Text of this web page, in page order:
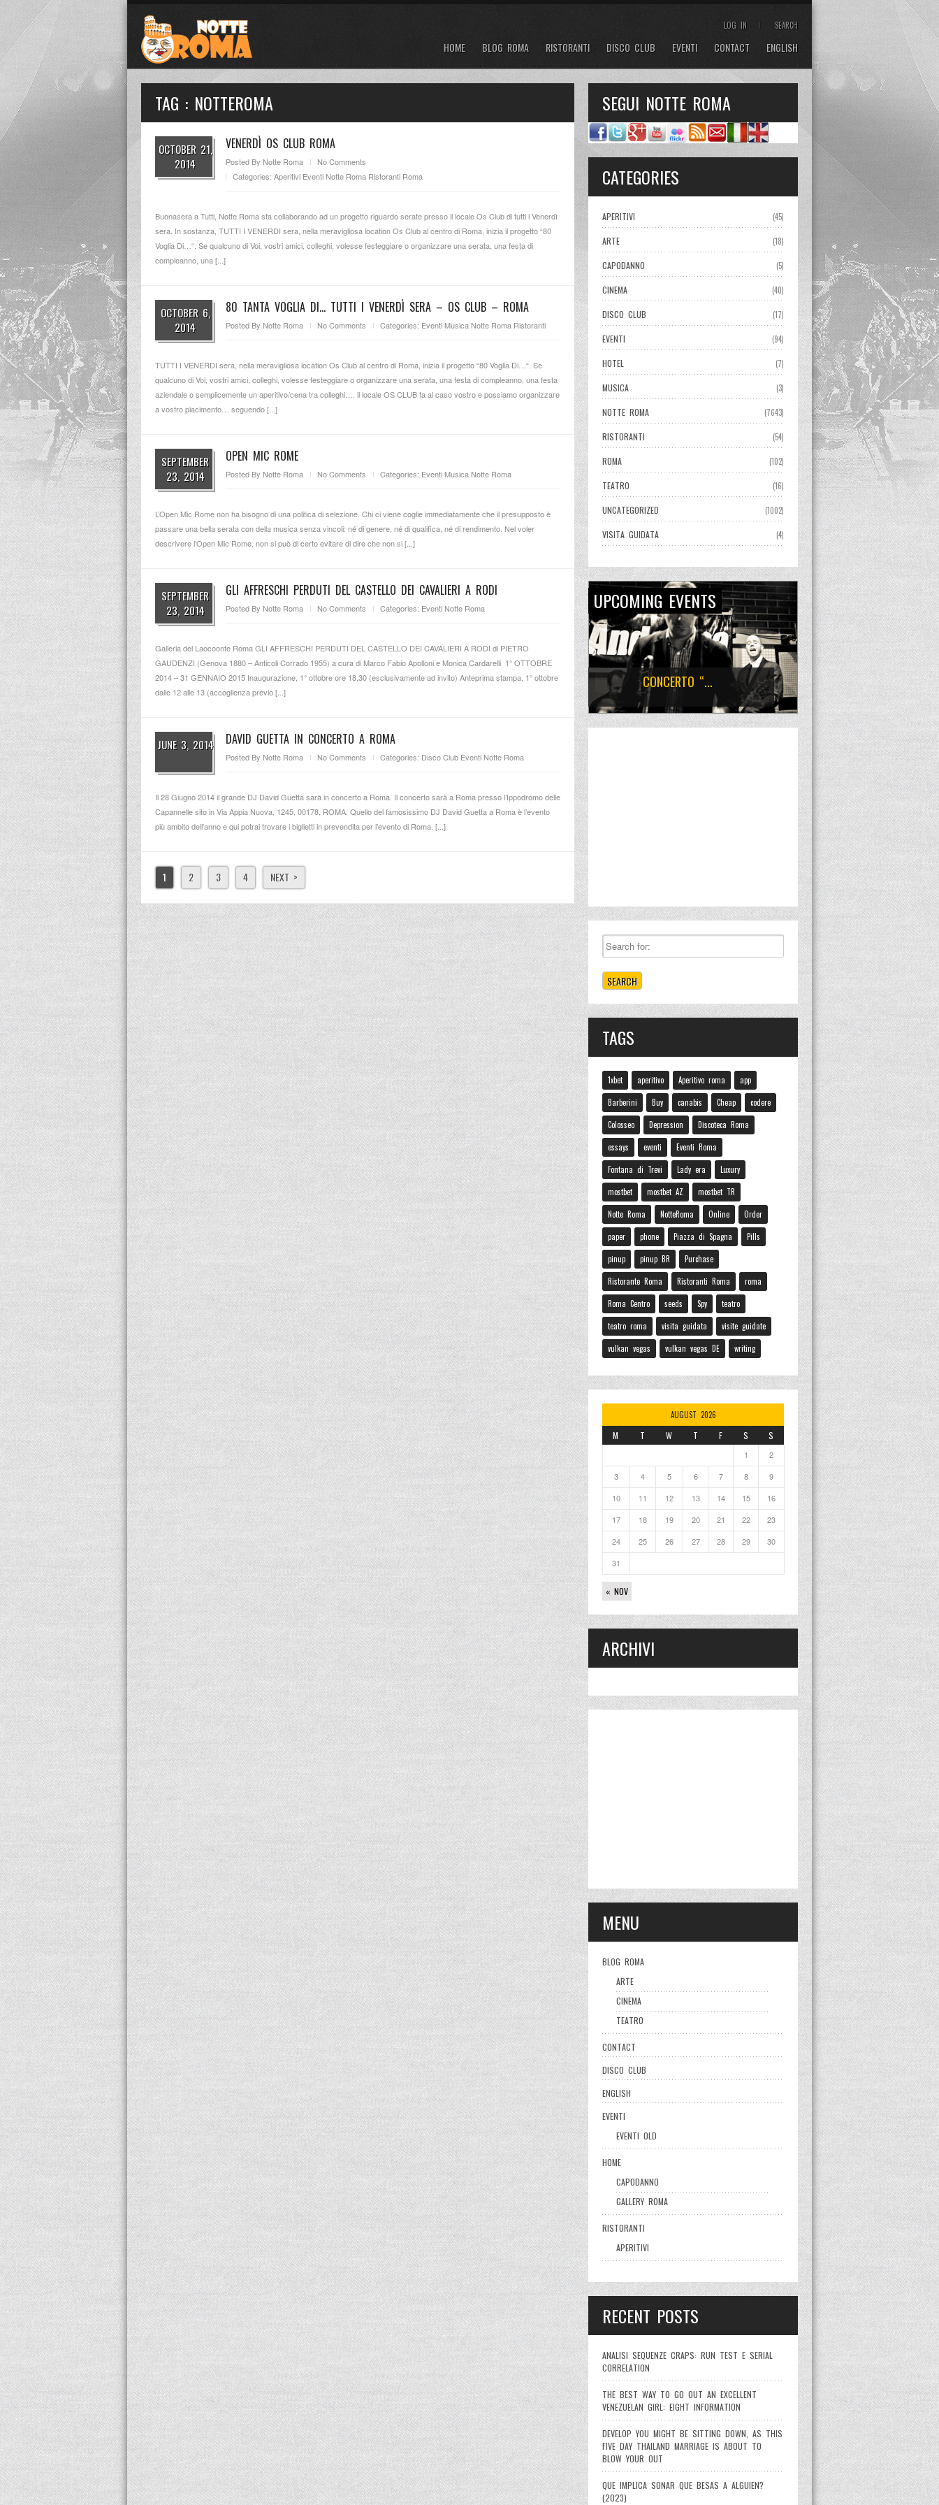
LOG IN SEARCH
HOME BLOG ROMA RISTORANTI DISCO CLUB EVENTI CONTACT ENGLISH
TAG : NOTTEROMA
OCTOBER 21,
2014
VENERDÌ OS CLUB ROMA
Posted By Notte Roma
No Comments
Categories: Aperitivi Eventi Notte Roma Ristoranti Roma
Buonasera a Tutti, Notte Roma sta collaborando ad un progetto riguardo serate presso il locale Os Club di tutti i Venerdì
sera. In sostanza, TUTTI I VENERDI sera, nella meravigliosa location Os Club al centro di Roma, inizia il progetto “80
Voglia Di…“. Se qualcuno di Voi, vostri amici, colleghi, volesse festeggiare o organizzare una serata, una festa di
compleanno, una [...]
OCTOBER 6,
2014
80 TANTA VOGLIA DI… TUTTI I VENERDÌ SERA – OS CLUB – ROMA
Posted By Notte Roma No Comments Categories: Eventi Musica Notte Roma Ristoranti
TUTTI I VENERDI sera, nella meravigliosa location Os Club al centro di Roma, inizia il progetto “80 Voglia Di…“. Se
qualcuno di Voi, vostri amici, colleghi, volesse festeggiare o organizzare una serata, una festa di compleanno, una festa
aziendale o semplicemente un aperitivo/cena tra colleghi…. il locale OS CLUB fa al caso vostro e possiamo organizzare
a vostro piacimento… seguendo [...]
SEPTEMBER
23, 2014
OPEN MIC ROME
Posted By Notte Roma No Comments Categories: Eventi Musica Notte Roma
L’Open Mic Rome non ha bisogno di una politica di selezione. Chi ci viene coglie immediatamente che il presupposto è
passare una bella serata con della musica senza vincoli: né di genere, né di qualifica, né di rendimento. Nel voler
descrivere l’Open Mic Rome, non si può di certo evitare di dire che non si [...]
SEPTEMBER
23, 2014
GLI AFFRESCHI PERDUTI DEL CASTELLO DEI CAVALIERI A RODI
Posted By Notte Roma No Comments Categories: Eventi Notte Roma
Galleria del Laocoonte Roma GLI AFFRESCHI PERDUTI DEL CASTELLO DEI CAVALIERI A RODI di PIETRO
GAUDENZI (Genova 1880 – Anticoli Corrado 1955) a cura di Marco Fabio Apolloni e Monica Cardarelli 1° OTTOBRE
2014 – 31 GENNAIO 2015 Inaugurazione, 1° ottobre ore 18,30 (esclusivamente ad invito) Anteprima stampa, 1° ottobre
dalle 12 alle 13 (accoglienza previo [...]
JUNE 3, 2014 DAVID GUETTA IN CONCERTO A ROMA
Posted By Notte Roma No Comments Categories: Disco Club Eventi Notte Roma
Il 28 Giugno 2014 il grande DJ David Guetta sarà in concerto a Roma. Il concerto sarà a Roma presso l’Ippodromo delle
Capannelle sito in Via Appia Nuova, 1245, 00178, ROMA. Quello del famosissimo DJ David Guetta a Roma è l’evento
più ambito dell’anno e qui potrai trovare i biglietti in prevendita per l’evento di Roma. [...]
1 2 3 4 NEXT >
SEGUI NOTTE ROMA
CATEGORIES
APERITIVI (45)
ARTE (18)
CAPODANNO (5)
CINEMA (40)
DISCO CLUB (17)
EVENTI (94)
HOTEL (7)
MUSICA (3)
NOTTE ROMA (7643)
RISTORANTI (54)
ROMA (102)
TEATRO (16)
UNCATEGORIZED (1002)
VISITA GUIDATA (4)
UPCOMING EVENTS
CONCERTO “...
TAGS
1xbet aperitivo Aperitivo roma
app
Barberini
Buy canabis Cheap
codere
Colosseo
Depression
Discoteca Roma
essays
eventi
Eventi Roma
Fontana di Trevi
Lady era
Luxury
mostbet
mostbet AZ
mostbet TR
Notte Roma
NotteRoma Online
Order
paper
phone Piazza di Spagna
Pills
pinup
pinup BR
Purchase
Ristorante Roma
Ristoranti Roma
roma
Roma Centro
seeds Spy
teatro
teatro roma
visita guidata
visite guidate
vulkan vegas
vulkan vegas DE writing
AUGUST 2026
M T W T F S S
« NOV
1
2
3
4 5 6 7 8
9
10
11 12 13 14 15
16
17
18 19 20 21 22
23
24
25 26 27 28 29
30
31
ARCHIVI
MENU
BLOG ROMA
ARTE
CINEMA
TEATRO
CONTACT
DISCO CLUB
ENGLISH
EVENTI
EVENTI OLD
HOME
CAPODANNO
GALLERY ROMA
RISTORANTI
APERITIVI
RECENT POSTS
ANALISI SEQUENZE CRAPS: RUN TEST E SERIAL
CORRELATION
THE BEST WAY TO GO OUT AN EXCELLENT
VENEZUELAN GIRL: EIGHT INFORMATION
DEVELOP YOU MIGHT BE SITTING DOWN, AS THIS
FIVE DAY THAILAND MARRIAGE IS ABOUT TO
BLOW YOUR OUT
QUE IMPLICA SONAR QUE BESAS A ALGUIEN?
(2023)